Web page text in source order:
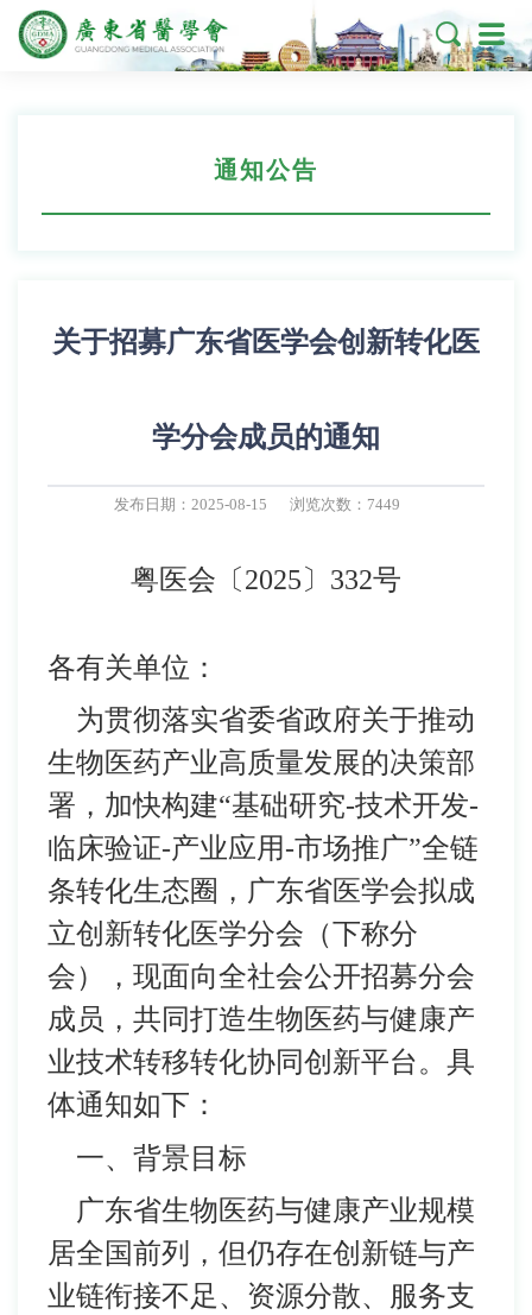

通知公告
关于招募广东省医学会创新转化医
学分会成员的通知
发布日期：2025-08-15 浏览次数：7449
粤医会〔2025〕332号
各有关单位：
为贯彻落实省委省政府关于推动
生物医药产业高质量发展的决策部
署，加快构建“基础研究-技术开发-
临床验证-产业应用-市场推广”全链
条转化生态圈，广东省医学会拟成
立创新转化医学分会（下称分
会），现面向全社会公开招募分会
成员，共同打造生物医药与健康产
业技术转移转化协同创新平台。具
体通知如下：
一、背景目标
广东省生物医药与健康产业规模
居全国前列，但仍存在创新链与产
业链衔接不足、资源分散、服务支